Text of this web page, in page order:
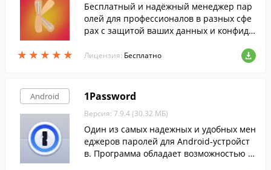
★ ★ ★ ★ ★
★ ★ ★ ★ ★
Бесплатный и надёжный менеджер пар
олей для профессионалов в разных сфе
рах с защитой ваших данных и конфиде
Лицензия: Бесплатно
Android 1Password
Версия: 7.9.4 (30.32 МБ)
Один из самых надежных и удобных мен
еджеров паролей для Android-устройст
в. Программа обладает возможностью а